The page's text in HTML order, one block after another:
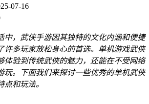
07-16
中，武侠手游因其独特的文化内涵和便捷
许多玩家放松身心的首选。单机游戏武侠
体验到传统武侠的魅力，还能在不受网络
玩。下面我们来探讨一些优秀的单机武侠
和玩法。